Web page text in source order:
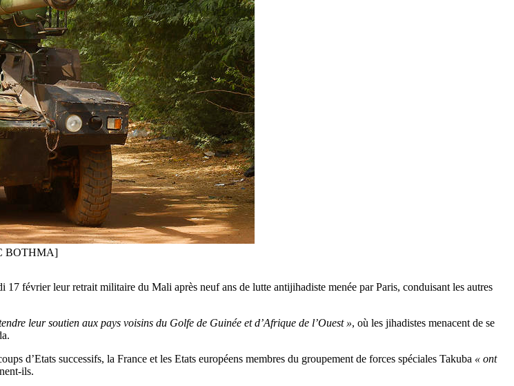
BOTHMA]
février leur retrait militaire du Mali après neuf ans de lutte antijihadiste menée par Paris, conduisant les autres
leur soutien aux pays voisins du Golfe de Guinée et d’Afrique de l’Ouest », où les jihadistes menacent de se
d’Etats successifs, la France et les Etats européens membres du groupement de forces spéciales Takuba « ont
ils.